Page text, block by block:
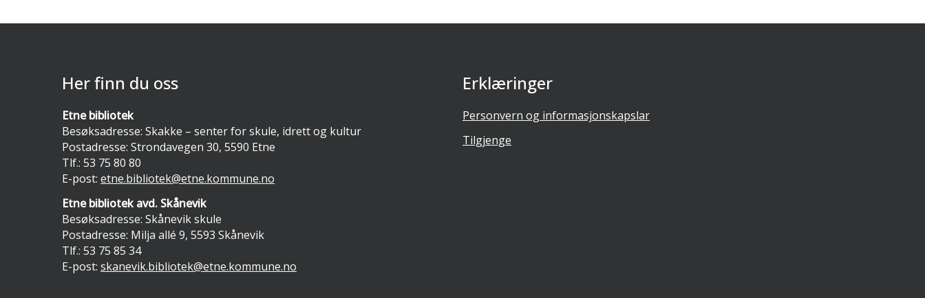
Her finn du oss
Etne bibliotek
Besøksadresse: Skakke – senter for skule, idrett og kultur
Postadresse: Strondavegen 30, 5590 Etne
Tlf.: 53 75 80 80
E-post: etne.bibliotek@etne.kommune.no
Etne bibliotek avd. Skånevik
Besøksadresse: Skånevik skule
Postadresse: Milja allé 9, 5593 Skånevik
Tlf.: 53 75 85 34
E-post: skanevik.bibliotek@etne.kommune.no
Erklæringer
Personvern og informasjonskapslar
Tilgjenge